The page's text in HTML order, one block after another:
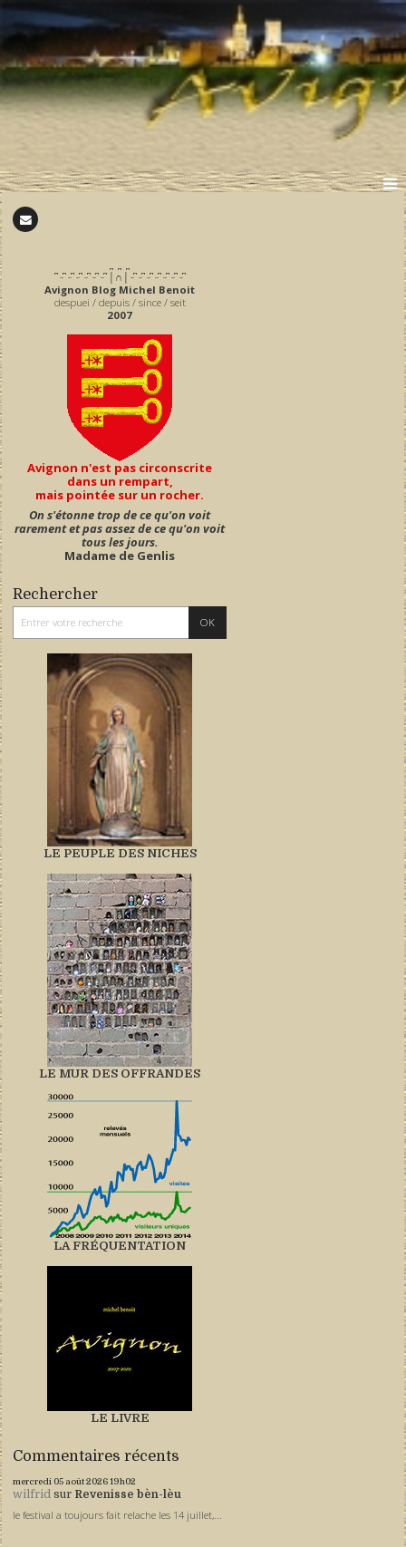
͆ ̵ ͆ ̵ ͆ ̵ ͆ ̵ ͆ ̵ ͆ ̵ ͆ │∩│ ̵ ͆ ̵ ͆ ̵ ͆ ̵ ͆ ̵ ͆ ̵ ͆ ̵ ͆
Avignon Blog Michel Benoit
despuei / depuis / since / seit
2007
Avignon n'est pas circonscrite
dans un rempart,
mais pointée sur un rocher.
On s'étonne trop de ce qu'on voit
rarement et pas assez de ce qu'on voit
tous les jours.
Madame de Genlis
Rechercher
LE PEUPLE DES NICHES
LE MUR DES OFFRANDES
LA FRÉQUENTATION
LE LIVRE
Commentaires récents
mercredi 05 août 202619h02
wilfrid sur Revenisse bèn-lèu
le festival a toujours fait relache les 14 juillet,...